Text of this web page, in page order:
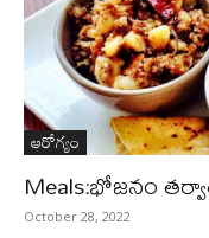
ఆరోగ్యం
Meals:భోజనం
October 28, 2022